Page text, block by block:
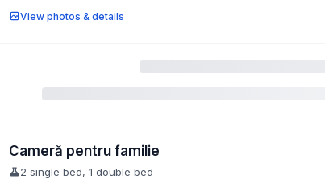
View photos & details
Cameră pentru familie
2 single bed, 1 double bed